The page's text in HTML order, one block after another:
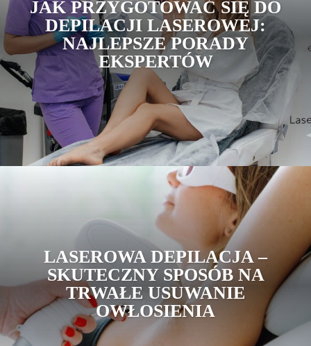
JAK PRZYGOTOWAĆ SIĘ DO
DEPILACJI LASEROWEJ:
NAJLEPSZE PORADY
EKSPERTÓW
LASEROWA DEPILACJA –
SKUTECZNY SPOSÓB NA
TRWAŁE USUWANIE
OWŁOSIENIA